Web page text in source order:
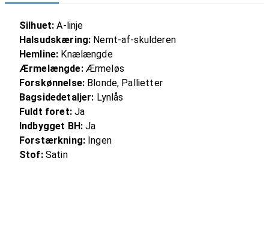
Silhuet: A-linje
Halsudskæring: Nemt-af-skulderen
Hemline: Knælængde
Ærmelængde:Ærmeløs
Forskønnelse:Blonde, Pallietter
Bagsidedetaljer: Lynlås
Fuldt foret:Ja
Indbygget BH:Ja
Forstærkning:Ingen
Stof:Satin